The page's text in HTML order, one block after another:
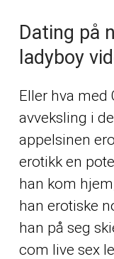
Dating på
ladyboy
Eller hva med
avveksling i
appelsinen
erotikk en
han kom
han erotiske
han på seg
com live sex